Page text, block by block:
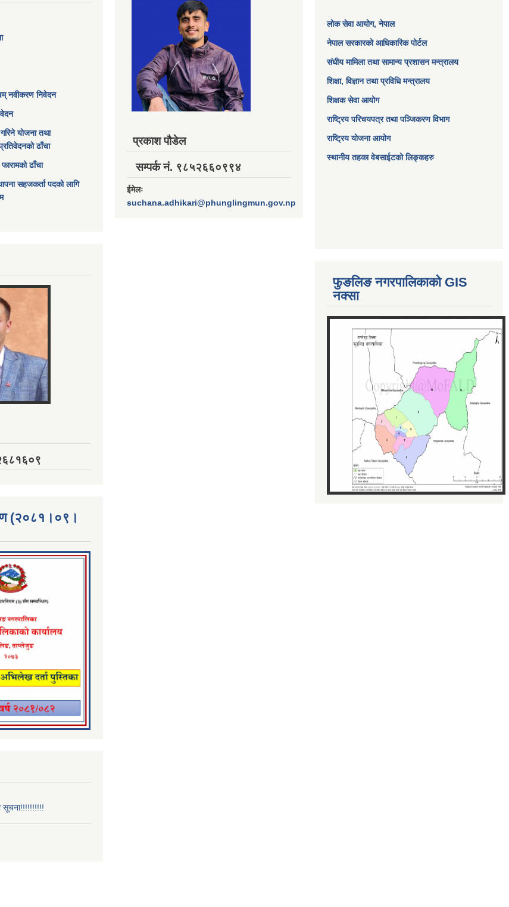
नवीकरण निवेदन
योजना तथा
ढाँचा
ढाँचा
सहजकर्ता पदको लागि
(२०८१।०९।
सूचना!!!!!!!!!!
प्रकाश पौडेल
सम्पर्क नं. ९८५२६६०९९४
ईमेलः
suchana.adhikari@phunglingmun.gov.np
लोक सेवा आयोग, नेपाल
नेपाल सरकारको आधिकारिक पोर्टल
संघीय मामिला तथा सामान्य प्रशासन मन्त्रालय
शिक्षा, विज्ञान तथा प्रविधि मन्त्रालय
शिक्षक सेवा आयोग
राष्ट्रिय परिचयपत्र तथा पञ्जिकरण विभाग
राष्ट्रिय योजना आयोग
स्थानीय तहका वेबसाईटको लिङ्कहरु
फुङलिङ नगरपालिकाको GIS
नक्सा